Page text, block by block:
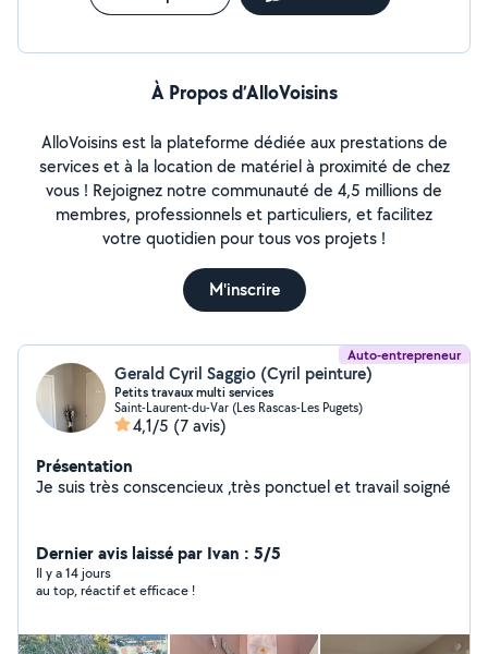
dès aujourd'hui !
À Propos d’AlloVoisins
AlloVoisins est la plateforme dédiée aux prestations de
services et à la location de matériel à proximité de chez
vous ! Rejoignez notre communauté de 4,5 millions de
membres, professionnels et particuliers, et facilitez
votre quotidien pour tous vos projets !
M'inscrire
Auto-entrepreneur
Gerald Cyril Saggio (Cyril peinture)
Petits travaux multi services
Saint-Laurent-du-Var (Les Rascas-Les Pugets)
4,1/5 (7 avis)
Présentation
Je suis très conscencieux ,très ponctuel et travail soigné
Dernier avis laissé par Ivan : 5/5
Il y a 14 jours
au top, réactif et efficace !